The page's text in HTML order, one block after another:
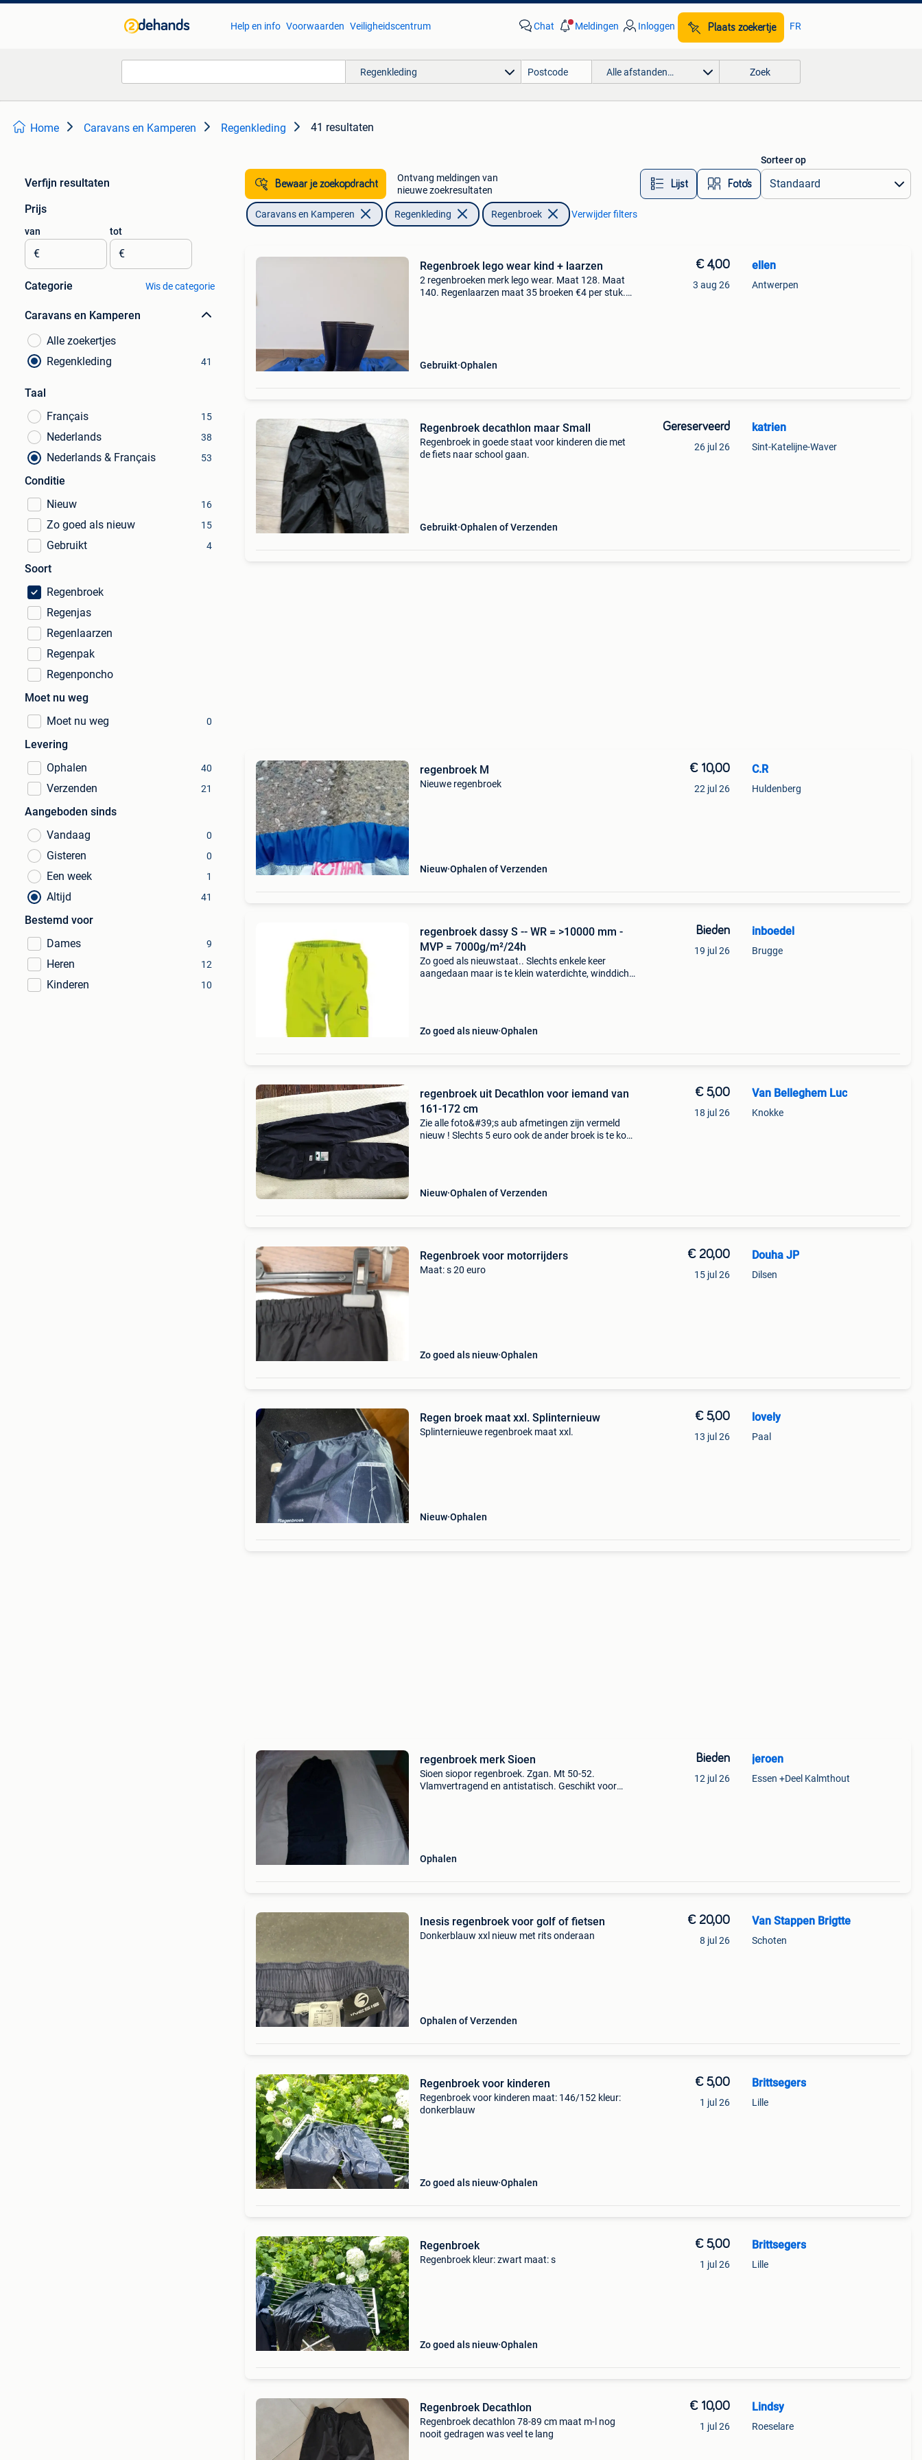
Help en info Voorwaarden Veiligheidscentrum Chat Meldingen Inloggen Plaats zoekertje FR
Regenkleding Alle afstanden… Zoek
Home Caravans en Kamperen Regenkleding 41 resultaten
Verfijn resultaten
Prijs
van
€
tot
€
Categorie Wis de categorie
Caravans en Kamperen
Alle zoekertjes
Regenkleding
41
Taal
Français
15
Nederlands 38
Nederlands & Français 53
Conditie
Nieuw
16
Zo goed als nieuw 15
Gebruikt 4
Soort
Regenbroek
Regenjas
Regenlaarzen
Regenpak
Regenponcho
Moet nu weg
Moet nu weg
0
Levering
Ophalen
40
Verzenden 21
Aangeboden sinds
Vandaag
0
Gisteren 0
Een week 1
Altijd 41
Bestemd voor
Dames
9
Heren 12
Kinderen 10
Bewaar je zoekopdracht
Ontvang meldingen van
nieuwe zoekresultaten
Lijst Foto’s
Sorteer op
Caravans en Kamperen Regenkleding Regenbroek Verwijder filters
Regenbroek lego wear kind + laarzen
2 regenbroeken merk lego wear. Maat 128. Maat
140. Regenlaarzen maat 35 broeken €4 per stuk.
Gebruikt Ophalen
€ 4,00
3 aug 26
ellen
Antwerpen
Regenbroek decathlon maar Small
Regenbroek in goede staat voor kinderen die met
de fiets naar school gaan.
Gebruikt Ophalen of Verzenden
Gereserveerd
26 jul 26
katrien
Sint-Katelijne-Waver
regenbroek M
Nieuwe regenbroek
Nieuw Ophalen of Verzenden
€ 10,00
22 jul 26
C.R
Huldenberg
regenbroek dassy S -- WR = >10000 mm -
MVP = 7000g/m²/24h
Zo goed als nieuwstaat.. Slechts enkele keer
aangedaan maar is te klein waterdichte, winddichte
Zo goed als nieuw Ophalen
Bieden
19 jul 26
inboedel
Brugge
regenbroek uit Decathlon voor iemand van
161-172 cm
Zie alle foto&#39;s aub afmetingen zijn vermeld
nieuw ! Slechts 5 euro ook de ander broek is te koop
Nieuw Ophalen of Verzenden
€ 5,00
18 jul 26
Van Belleghem Luc
Knokke
Regenbroek voor motorrijders
Maat: s 20 euro
Zo goed als nieuw Ophalen
€ 20,00
15 jul 26
Douha JP
Dilsen
Regen broek maat xxl. Splinternieuw
Splinternieuwe regenbroek maat xxl.
Nieuw Ophalen
€ 5,00
13 jul 26
lovely
Paal
regenbroek merk Sioen
Sioen siopor regenbroek. Zgan. Mt 50-52.
Vlamvertragend en antistatisch. Geschikt voor
Ophalen
Bieden
12 jul 26
jeroen
Essen +Deel Kalmthout
Inesis regenbroek voor golf of fietsen
Donkerblauw xxl nieuw met rits onderaan
Ophalen of Verzenden
€ 20,00
8 jul 26
Van Stappen Brigtte
Schoten
Regenbroek voor kinderen
Regenbroek voor kinderen maat: 146/152 kleur:
donkerblauw
Zo goed als nieuw Ophalen
€ 5,00
1 jul 26
Brittsegers
Lille
Regenbroek
Regenbroek kleur: zwart maat: s
Zo goed als nieuw Ophalen
€ 5,00
1 jul 26
Brittsegers
Lille
Regenbroek Decathlon
Regenbroek decathlon 78-89 cm maat m-l nog
nooit gedragen was veel te lang
€ 10,00
1 jul 26
Lindsy
Roeselare